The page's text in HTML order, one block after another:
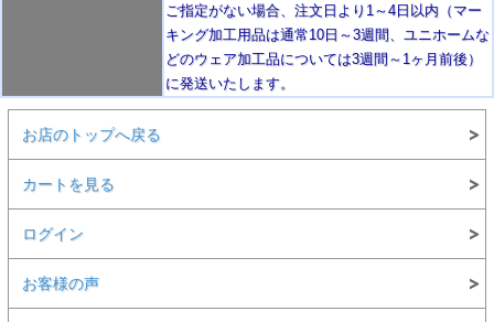
ご指定がない場合、注文日より1～4日以内 （マー
キング加工用品は通常10日 ～3週間 、ユニホームな
どのウェア加工品については3週間～ 1ヶ月前後 ）
に発送いたします。
お店のトップへ戻る
カートを見る
ログイン
お客様の声